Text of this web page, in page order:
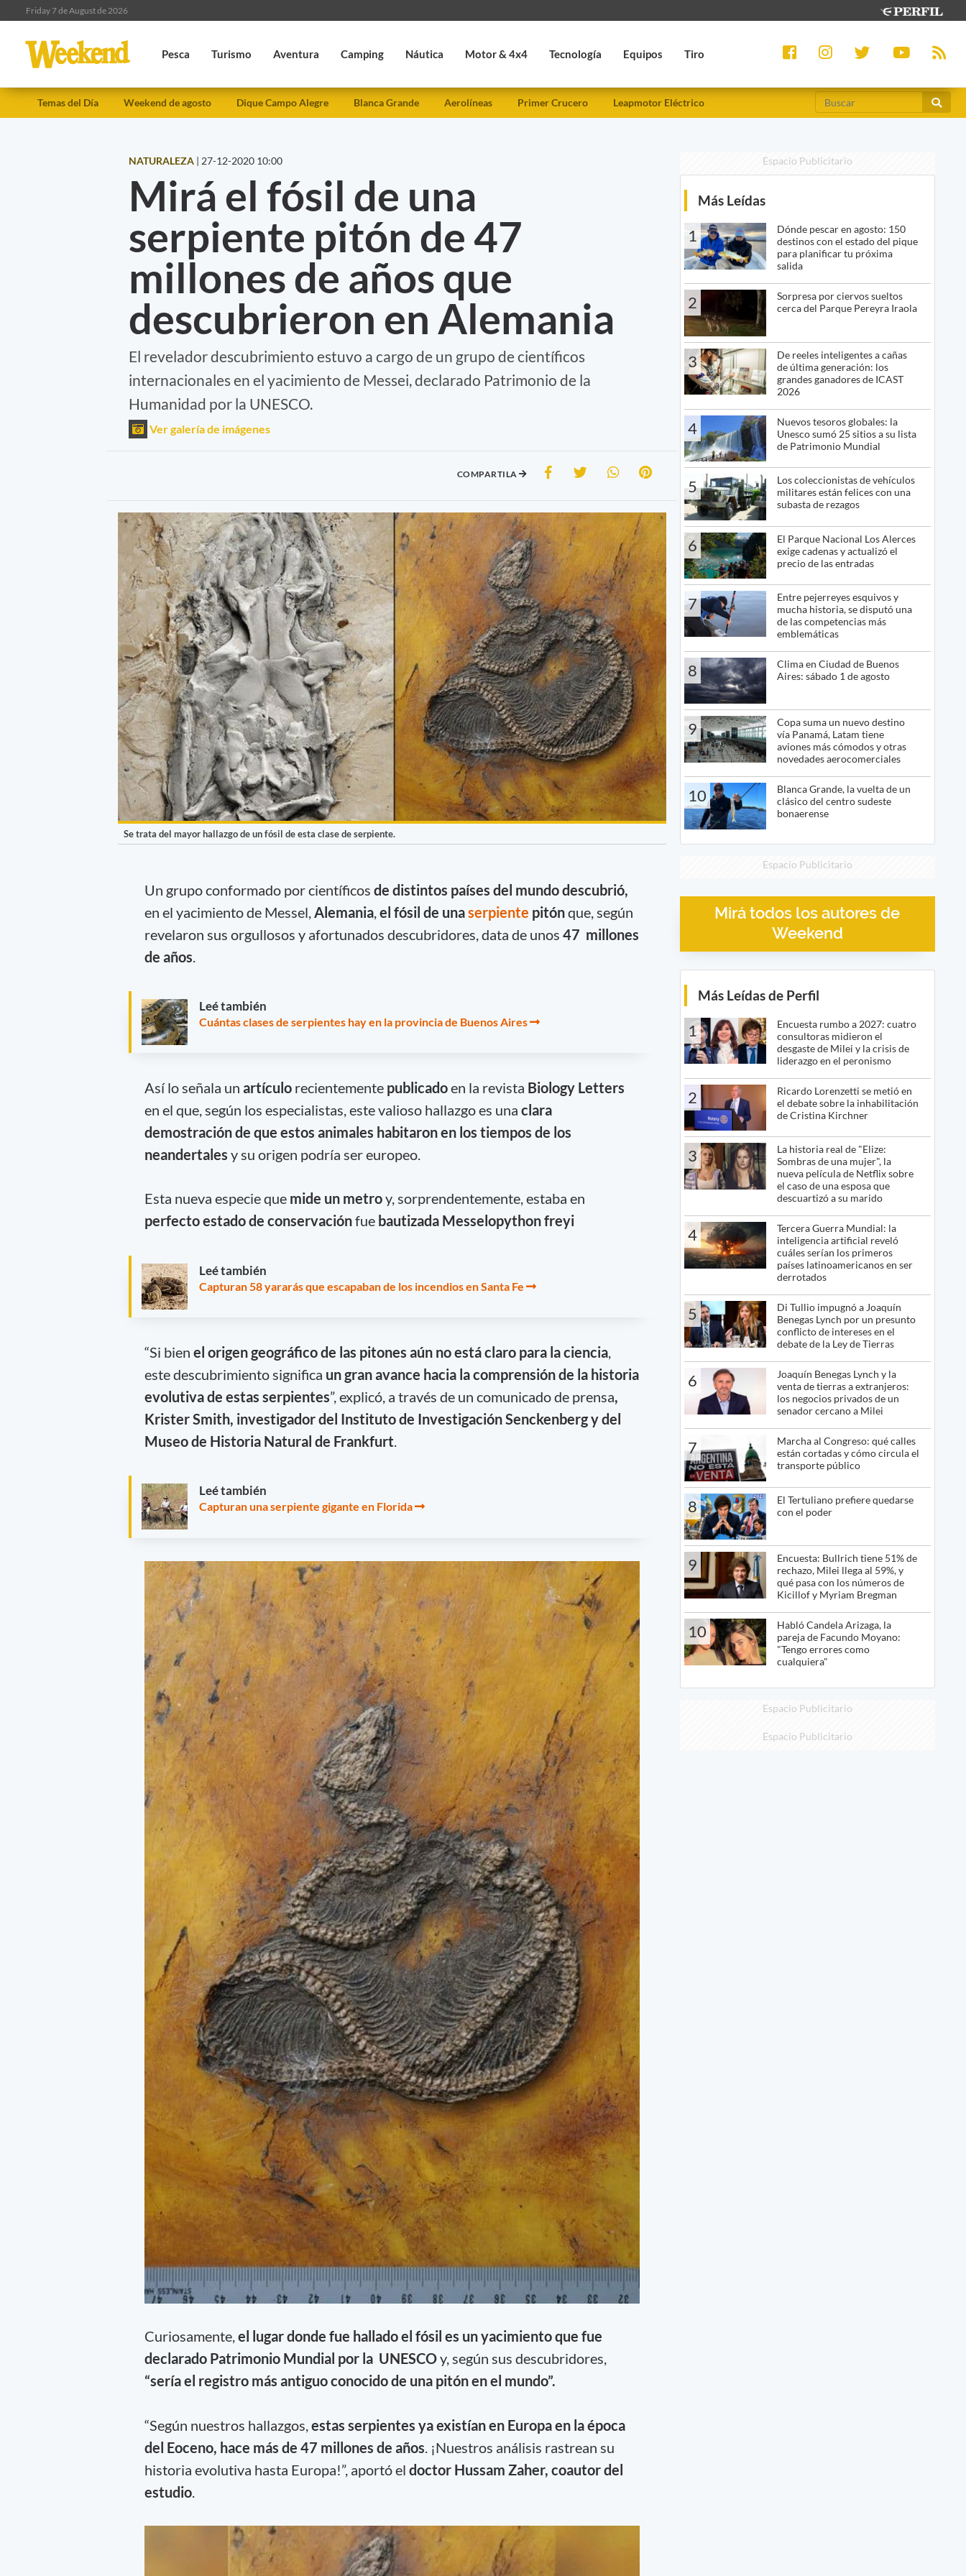
Friday 7 de August de 2026
Pesca Turismo Aventura Camping Náutica Motor & 4x4 Tecnología Equipos Tiro
Temas del Día Weekend de agosto Dique Campo Alegre Blanca Grande Aerolíneas Primer Crucero Leapmotor Eléctrico
NATURALEZA | 27-12-2020 10:00
Mirá el fósil de una
serpiente pitón de 47
millones de años que
descubrieron en Alemania
El revelador descubrimiento estuvo a cargo de un grupo de científicos
internacionales en el yacimiento de Messei, declarado Patrimonio de la
Humanidad por la UNESCO.
Ver galería de imágenes
COMPARTILA
Se trata del mayor hallazgo de un fósil de esta clase de serpiente.
Un grupo conformado por científicos de distintos países del mundodescubrió,
en el yacimiento de Messel, Alemania, el fósil de unaserpiente pitónque, según
revelaron sus orgullosos y afortunados descubridores, data de unos 47 millones
de años
Leé también
Cuántas clases de serpientes hay en la provincia de Buenos Aires
Así lo señala un artículo recientemente publicadoen la revista Biology Letters
en el que, según los especialistas, este valioso hallazgo es una clara
demostración de que estos animales habitaron en los tiempos de los
neandertales y su origen podría ser europeo.
Esta nueva especie que mide un metroy, sorprendentemente, estaba en
perfecto estado de conservaciónfue bautizada Messelopython freyi
Leé también
Capturan 58 yararás que escapaban de los incendios en Santa Fe
“Si bien el origen geográfico de las pitones aún no está claro para la ciencia,
este descubrimiento significa un gran avance hacia la comprensión de la historia
evolutiva de estas serpientes”, explicó, a través de un comunicado de prensa,
Krister Smith, investigador del Instituto de Investigación Senckenberg y del
Museo de Historia Natural de Frankfurt
Leé también
Capturan una serpiente gigante en Florida
Curiosamente,el lugar donde fue hallado el fósil es un yacimiento que fue
declarado Patrimonio Mundial por la UNESCOy, según sus descubridores,
“sería el registro más antiguo conocido de una pitón en el mundo”.
“Según nuestros hallazgos,estas serpientes ya existían en Europa en la época
del Eoceno, hace más de 47 millones de años. ¡Nuestros análisis rastrean su
historia evolutiva hasta Europa!”, aportó el doctor Hussam Zaher, coautor del
estudio.
Espacio Publicitario
Más Leídas
1
Dónde pescar en agosto: 150
destinos con el estado del pique
para planificar tu próxima
salida
2
Sorpresa por ciervos sueltos
cerca del Parque Pereyra Iraola
3
De reeles inteligentes a cañas
de última generación: los
grandes ganadores de ICAST
2026
4
Nuevos tesoros globales: la
Unesco sumó 25 sitios a su lista
de Patrimonio Mundial
5
Los coleccionistas de vehículos
militares están felices con una
subasta de rezagos
6
El Parque Nacional Los Alerces
exige cadenas y actualizó el
precio de las entradas
7
Entre pejerreyes esquivos y
mucha historia, se disputó una
de las competencias más
emblemáticas
8
Clima en Ciudad de Buenos
Aires: sábado 1 de agosto
9
Copa suma un nuevo destino
vía Panamá, Latam tiene
aviones más cómodos y otras
novedades aerocomerciales
10
Blanca Grande, la vuelta de un
clásico del centro sudeste
bonaerense
Espacio Publicitario
Mirá todos los autores de
Weekend
Más Leídas de Perfil
1
Encuesta rumbo a 2027: cuatro
consultoras midieron el
desgaste de Milei y la crisis de
liderazgo en el peronismo
2
Ricardo Lorenzetti se metió en
el debate sobre la inhabilitación
de Cristina Kirchner
3
La historia real de "Elize:
Sombras de una mujer", la
nueva película de Netflix sobre
el caso de una esposa que
descuartizó a su marido
4
Tercera Guerra Mundial: la
inteligencia artificial reveló
cuáles serían los primeros
países latinoamericanos en ser
derrotados
5
Di Tullio impugnó a Joaquín
Benegas Lynch por un presunto
conflicto de intereses en el
debate de la Ley de Tierras
6
Joaquín Benegas Lynch y la
venta de tierras a extranjeros:
los negocios privados de un
senador cercano a Milei
7
Marcha al Congreso: qué calles
están cortadas y cómo circula el
transporte público
8
El Tertuliano prefiere quedarse
con el poder
9
Encuesta: Bullrich tiene 51% de
rechazo, Milei llega al 59%, y
qué pasa con los números de
Kicillof y Myriam Bregman
10
Habló Candela Arizaga, la
pareja de Facundo Moyano:
"Tengo errores como
cualquiera"
Espacio Publicitario
Espacio Publicitario